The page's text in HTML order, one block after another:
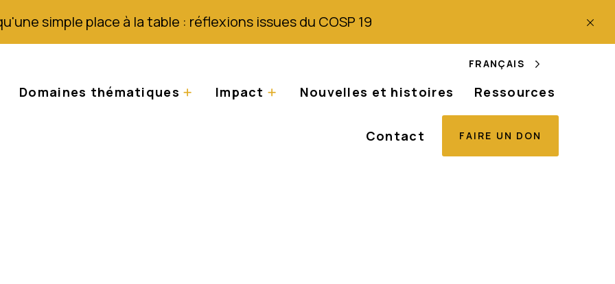
simple place à la table : réflexions issues du COSP 19
FRANÇAIS
Domaines thématiques Impact Nouvelles et histoires Ressources
Contact FAIRE UN DON